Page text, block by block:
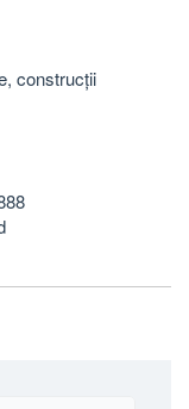
construcții